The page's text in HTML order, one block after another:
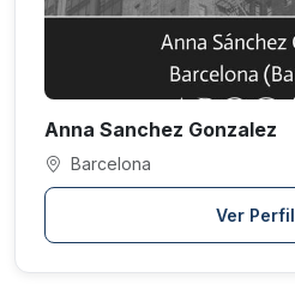
Anna Sanchez Gonzalez
Barcelona
Ver Perfil